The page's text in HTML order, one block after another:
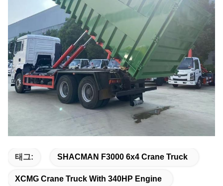
태그: SHACMAN F3000 6x4 Crane Truck
XCMG Crane Truck With 340HP Engine